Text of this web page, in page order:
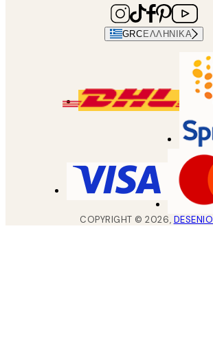
GRC ΕΛΛΗΝΙΚΆ
COPYRIGHT ©2026, DESENIO